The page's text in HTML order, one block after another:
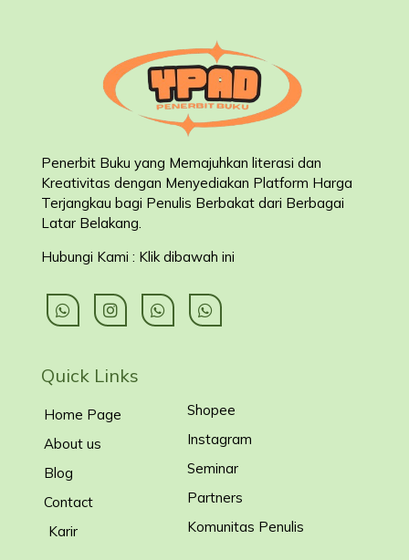
Penerbit Buku yang Memajuhkan literasi dan
Kreativitas dengan Menyediakan Platform Harga
Terjangkau bagi Penulis Berbakat dari Berbagai
Latar Belakang
Hubungi Kami : Klik dibawah ini
Quick Links
Home Page
About us
Blog
Contact
Karir
Shopee
Instagram
Seminar
Partners
Komunitas Penulis